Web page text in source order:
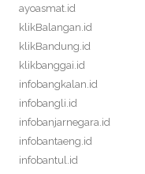
ayoasmat.id
klikBalangan.id
klikBandung.id
klikbanggai.id
infobangkalan.id
infobangli.id
infobanjarnegara.id
infobantaeng.id
infobantul.id